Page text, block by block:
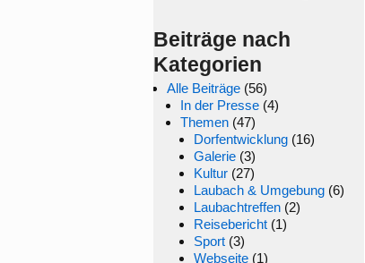
Beiträge nach
Kategorien
Alle Beiträge (56)
In der Presse (4)
Themen (47)
Dorfentwicklung (16)
Galerie (3)
Kultur (27)
Laubach & Umgebung (6)
Laubachtreffen (2)
Reisebericht (1)
Sport (3)
Webseite (1)